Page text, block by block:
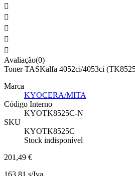





Avaliação(0)
Toner TASKalfa 4052ci/4053ci
Marca
KYOCERA/MITA
Código Interno
KYOTK8525C-N
SKU
KYOTK8525C
Stock indisponível
201,49 €